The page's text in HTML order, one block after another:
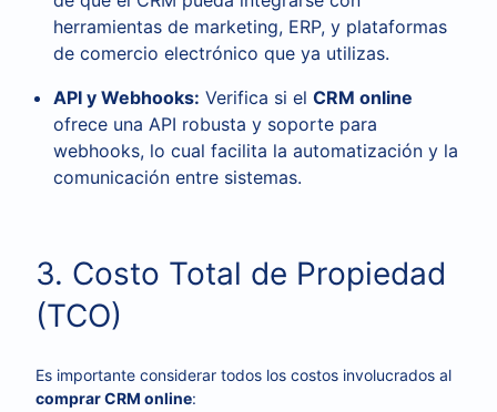
herramientas de marketing, ERP, y plataformas
de comercio electrónico que ya utilizas.
API y Webhooks: Verifica si el CRM online
ofrece una API robusta y soporte para
webhooks, lo cual facilita la automatización y la
comunicación entre sistemas.
3. Costo Total de Propiedad
(TCO)
Es importante considerar todos los costos involucrados al
comprar CRM online: